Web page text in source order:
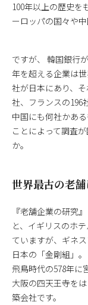
100年以上の歴史を
ーロッパの国々や
ですが、 韓国銀行
年を超える企業は
社が日本にあり、
社、フランスの196
中国にも何社かあ
ことによって調査
か。
世界最古の老
『老舗企業の研究
と、イギリスのホ
ていますが、ギネ
日本の「金剛組」。
飛鳥時代の578年に
大阪の四天王寺を
築会社です。